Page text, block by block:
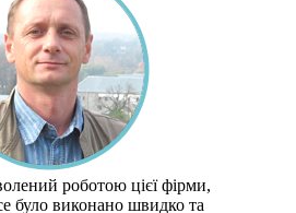
роботою цієї фірми,
було виконано швидко та